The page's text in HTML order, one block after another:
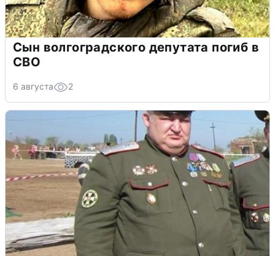
Сын волгоградского депутата погиб в
СВО
6 августа 2